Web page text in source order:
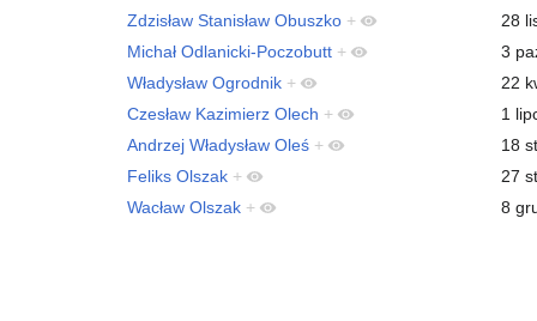
Zdzisław Stanisław Obuszko +
28
Michał Odlanicki-Poczobutt +
3
Władysław Ogrodnik +
22
Czesław Kazimierz Olech +
1
Andrzej Władysław Oleś +
18
Feliks Olszak +
27
Wacław Olszak + 8